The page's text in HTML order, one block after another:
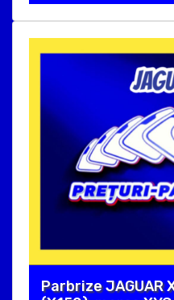
Parbrize JAGUAR